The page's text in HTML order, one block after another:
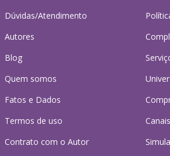
Dúvidas/Atendimento
Autores
Blog
Quem somos
Fatos e Dados
Termos de uso
Contrato com o Autor